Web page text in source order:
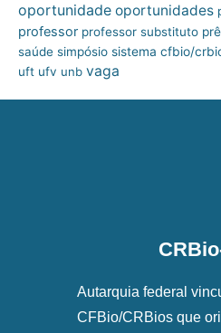
oportunidade oportunidades
professor professor substituto
saúde simpósio sistema cfbio/
uft ufv unb vaga
Autarquia federal
CFBio/CRBios que